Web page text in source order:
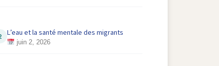
L’eau et la santé mentale des migrants
juin 2, 2026